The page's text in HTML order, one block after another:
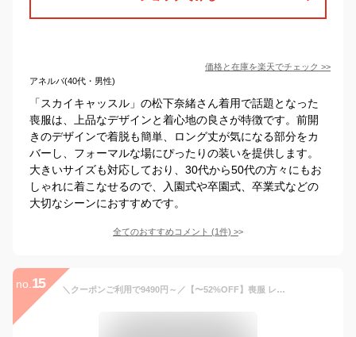
価格と在庫を楽天でチェック >>
アネルバ(40代・男性)
「スカイキャッスル」の松下奈緒さん着用で話題となった
喪服は、上品なデザインと着心地の良さが特徴です。前開
きのデザインで着脱も簡単、ロング丈が気になる部分をカ
バーし、フォーマルな場にぴったりの装いを提供します。
大きいサイズも対応しており、30代から50代の方々にもお
しゃれに着こなせるので、入園式や卒園式、卒業式などの
大切なシーンにおすすめです。
全てのおすすめコメント (1件) >
no. 15 ＼クーポンご利用で9490円～／【〜52%OFF】喪服 レディース ブラックフォーマル 大きいサイズ ロング丈 春 夏 秋 冬 オールシーズン セット 選べる 洗える フォーマルスーツ 冠婚葬祭 ワンピース ゆったり 体型カバー 礼服 試着チケット対象